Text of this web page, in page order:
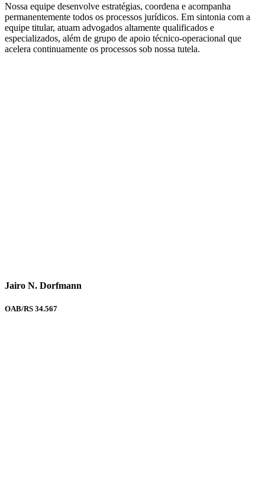
Nossa equipe desenvolve estratégias, coordena e acompanha
permanentemente todos os processos jurídicos. Em sintonia com a
equipe titular, atuam advogados altamente qualificados e
especializados, além de grupo de apoio técnico-operacional que
acelera continuamente os processos sob nossa tutela.
Jairo N. Dorfmann
OAB/RS 34.567